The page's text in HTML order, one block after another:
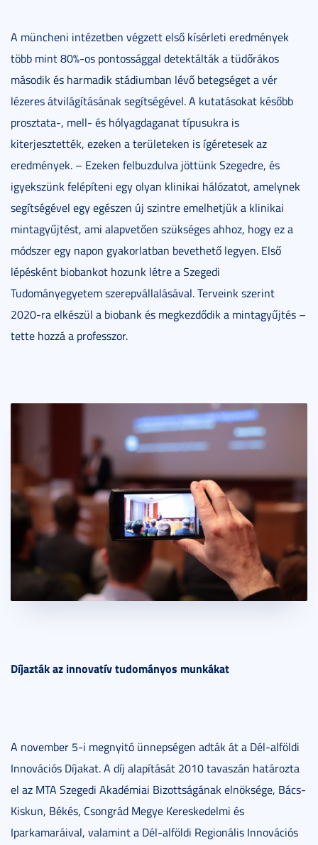
A müncheni intézetben végzett első kísérleti eredmények
több mint 80%-os pontossággal detektálták a tüdőrákos
második és harmadik stádiumban lévő betegséget a vér
lézeres átvilágításának segítségével. A kutatásokat később
prosztata-, mell- és hólyagdaganat típusukra is
kiterjesztették, ezeken a területeken is ígéretesek az
eredmények. – Ezeken felbuzdulva jöttünk Szegedre, és
igyekszünk felépíteni egy olyan klinikai hálózatot, amelynek
segítségével egy egészen új szintre emelhetjük a klinikai
mintagyűjtést, ami alapvetően szükséges ahhoz, hogy ez a
módszer egy napon gyakorlatban bevethető legyen. Első
lépésként biobankot hozunk létre a Szegedi
Tudományegyetem szerepvállalásával. Terveink szerint
2020-ra elkészül a biobank és megkezdődik a mintagyűjtés –
tette hozzá a professzor.
Díjazták az innovatív tudományos munkákat
A november 5-i megnyitó ünnepségen adták át a Dél-alföldi
Innovációs Díjakat. A díj alapítását 2010 tavaszán határozta
el az MTA Szegedi Akadémiai Bizottságának elnöksége, Bács-
Kiskun, Békés, Csongrád Megye Kereskedelmi és
Iparkamaráival, valamint a Dél-alföldi Regionális Innovációs